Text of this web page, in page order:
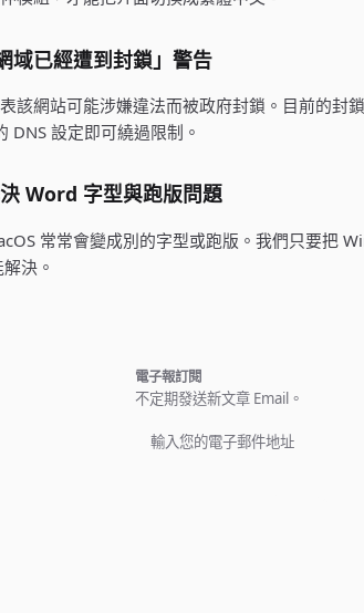
域已經遭到封鎖」警告
該網站可能涉嫌違法而被政府封鎖。目前的封
DNS 設定即可繞過限制。
Word 字型與跑版問題
常常會變成別的字型或跑版。我們只要把
決。
電子報訂閱
不定期發送新文章 Email。